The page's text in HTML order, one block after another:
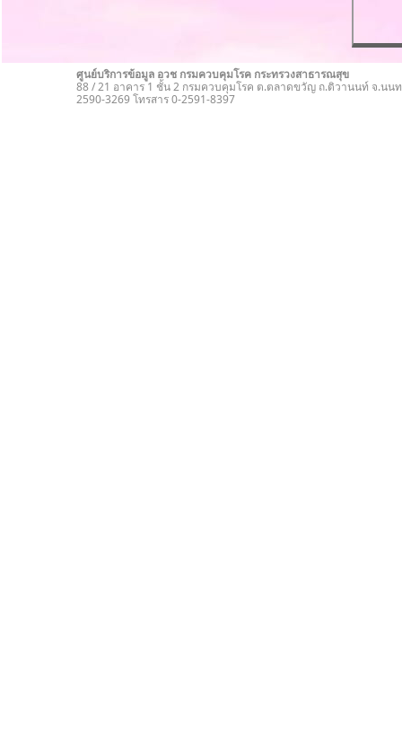
ศูนย์บริการข้อมูล อวช กรมควบคุมโรค กระทรวงสาธารณสุข
88 / 21 อาคาร 1 ชั้น 2 กรมควบคุมโรค ต.ตลาดขวัญ ถ.ติวานนท์ จ.นน
2590-3269 โทรสาร 0-2591-8397